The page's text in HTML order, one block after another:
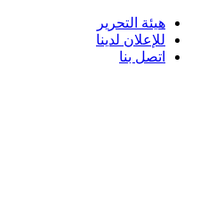
هيئة التحرير
للإعلان لدينا
اتصل بنا